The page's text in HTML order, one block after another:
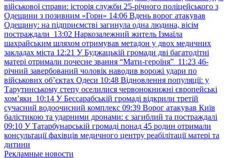
військової справи: історія служби 25-річного поліцейського з
Одещини з позивним «Горн» 14:06 Вдень ворог атакував
Одещину: на підприємстві загинула одна людина, вісім
постраждали 13:02 Наркозалежний житель Ізмаїла
шахрайським шляхом отримував метадон у двох медичних
закладах міста 12:21 У Буджацькій громади дві багатодітні
матері отримали почесне звання “Мати-героїня” 11:23 46-
річний завербований чоловік наводив ворожі удари по
військових обʼєктах Одеси 10:48 Відновлення популяції: у
Тарутинському степу оселилися червонокнижні європейські
хом’яки 10:14 У Бессарабській громаді відкрили третій
сучасний водоочисний комплекс 09:39 Ворог атакував Київ
балістикою та ударними дронами: є загиблий та постраждалі
09:10 У Татарбунарській громаді понад 45 родин отримали
консультації фахівців медичного центру реабілітації матері та
дитини
Рекламные новости